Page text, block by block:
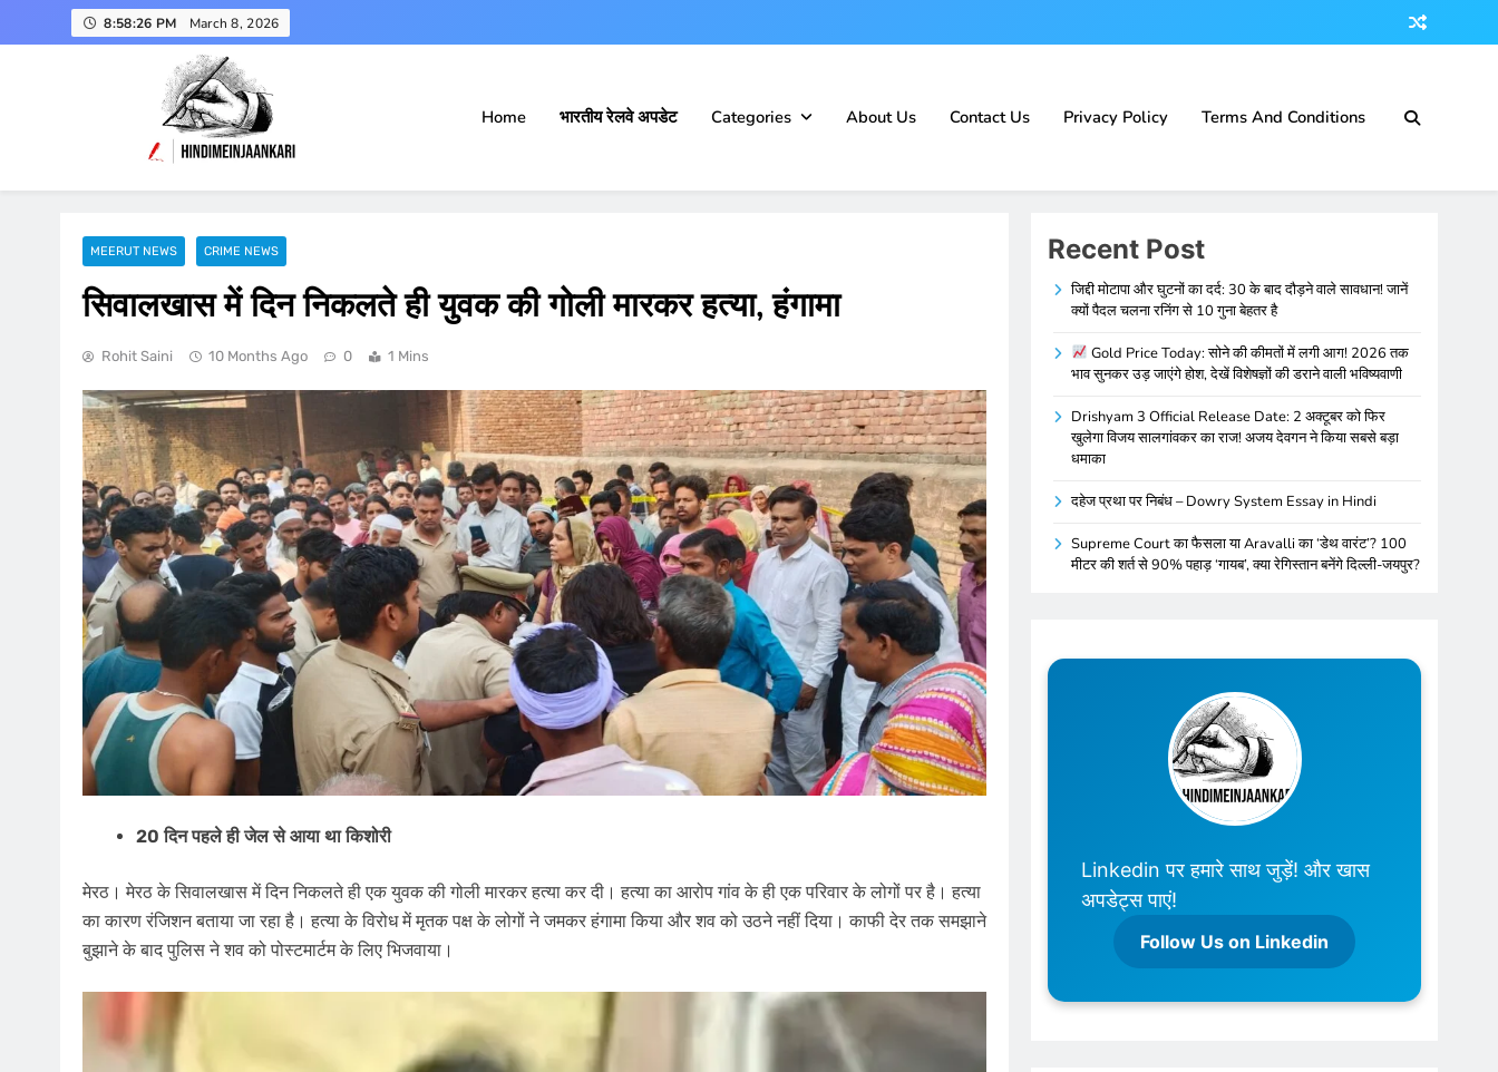
to
8:58:27 PM March 8, 2026
Home भारतीय रेलवे अपडेट Categories About Us Contact Us Privacy Policy Terms And Conditions
MEERUT NEWS CRIME NEWS
सिवालखास में दिन निकलते ही युवक की गोली मारकर हत्या, हंगामा
Rohit Saini 10 Months Ago 0 1 Mins
20 दिन पहले ही जेल से आया था किशोरी
मेरठ। मेरठ के ​सिवालखास में दिन निकलते ही एक युवक की गोली मारकर हत्या कर दी। हत्या का आरोप गांव के ही एक परिवार के लोगों पर है। हत्या
का कारण रंजिशन बताया जा रहा है। हत्या के विरोध में मृतक पक्ष के लोगों ने जमकर हंगामा किया और शव को उठने नहीं दिया। काफी देर तक समझाने
बुझाने के बाद पुलिस ने शव को पोस्टमार्टम के लिए ​भिजवाया।
Recent Post
जिद्दी मोटापा और घुटनों का दर्द: 30 के बाद दौड़ने वाले सावधान! जानें
क्यों पैदल चलना रनिंग से 10 गुना बेहतर है
Gold Price Today: सोने की कीमतों में लगी आग! 2026 तक
भाव सुनकर उड़ जाएंगे होश, देखें विशेषज्ञों की डराने वाली भविष्यवाणी
Drishyam 3 Official Release Date: 2 अक्टूबर को फिर
खुलेगा विजय सालगांवकर का राज! अजय देवगन ने किया सबसे बड़ा
धमाका
दहेज प्रथा पर निबंध – Dowry System Essay in Hindi
Supreme Court का फैसला या Aravalli का ‘डेथ वारंट’? 100
मीटर की शर्त से 90% पहाड़ ‘गायब’, क्या रेगिस्तान बनेंगे दिल्ली-जयपुर?
Linkedin पर हमारे साथ जुड़ें! और खास
अपडेट्स पाएं!
Follow Us on Linkedin